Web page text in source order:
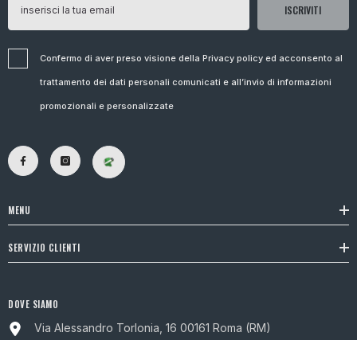
ISCRIVITI
Confermo di aver preso visione della Privacy policy ed acconsento al
trattamento dei dati personali comunicati e all’invio di informazioni
promozionali e personalizzate
MENU
SERVIZIO CLIENTI
DOVE SIAMO
Via Alessandro Torlonia, 16 00161 Roma (RM)